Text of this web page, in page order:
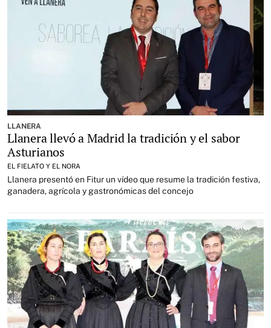
LLANERA
Llanera llevó a Madrid la tradición y el sabor
Asturianos
EL FIELATO Y EL NORA
Llanera presentó en Fitur un vídeo que resume la tradición festiva,
ganadera, agrícola y gastronómicas del concejo